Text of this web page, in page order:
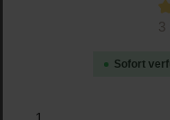
Durchschnittliche 3
Sofort
Produkt Anzahl: